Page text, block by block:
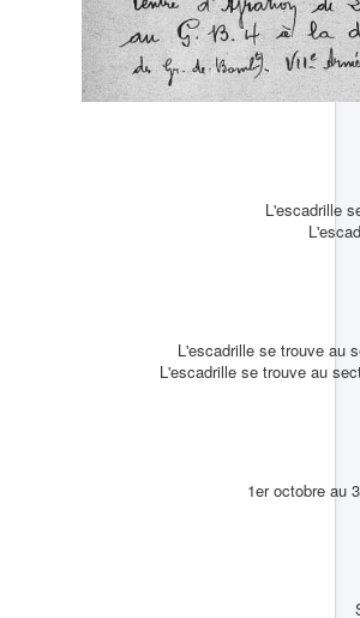
L'escadrille
L'escadrille se trouve au
L'escadrille se trouve au
1er octobre au